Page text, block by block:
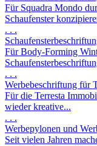
Für Squadra Mondo
Schaufenster
. . .
Für Body-Forming
. . .
Werbebeschriftung für
Für die Terresta
wieder kreative...
. . .
Werbepylonen und
Seit vielen Jahren